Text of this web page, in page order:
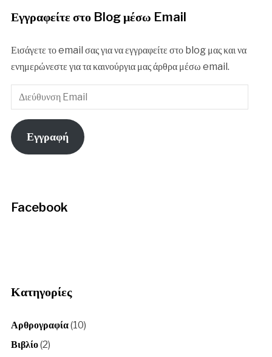
Εγγραφείτε στο Blog μέσω Email
Εισάγετε το email σας για να εγγραφείτε στο blog μας και να
ενημερώνεστε για τα καινούργια μας άρθρα μέσω email.
Διεύθυνση
Email
Εγγραφή
Facebook
Κατηγορίες
Αρθρογραφία(10)
Βιβλίο(2)